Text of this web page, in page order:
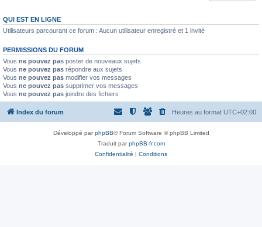
QUI EST EN LIGNE
Utilisateurs parcourant ce forum : Aucun utilisateur enregistré et 1 invité
PERMISSIONS DU FORUM
Vous ne pouvez pas poster de nouveaux sujets
Vous ne pouvez pas répondre aux sujets
Vous ne pouvez pas modifier vos messages
Vous ne pouvez pas supprimer vos messages
Vous ne pouvez pas joindre des fichiers
Index du forum Heures au format UTC+02:00
Développé parphpBB® Forum Software © phpBB Limited
Traduit parphpBB-fr.com
Confidentialité | Conditions